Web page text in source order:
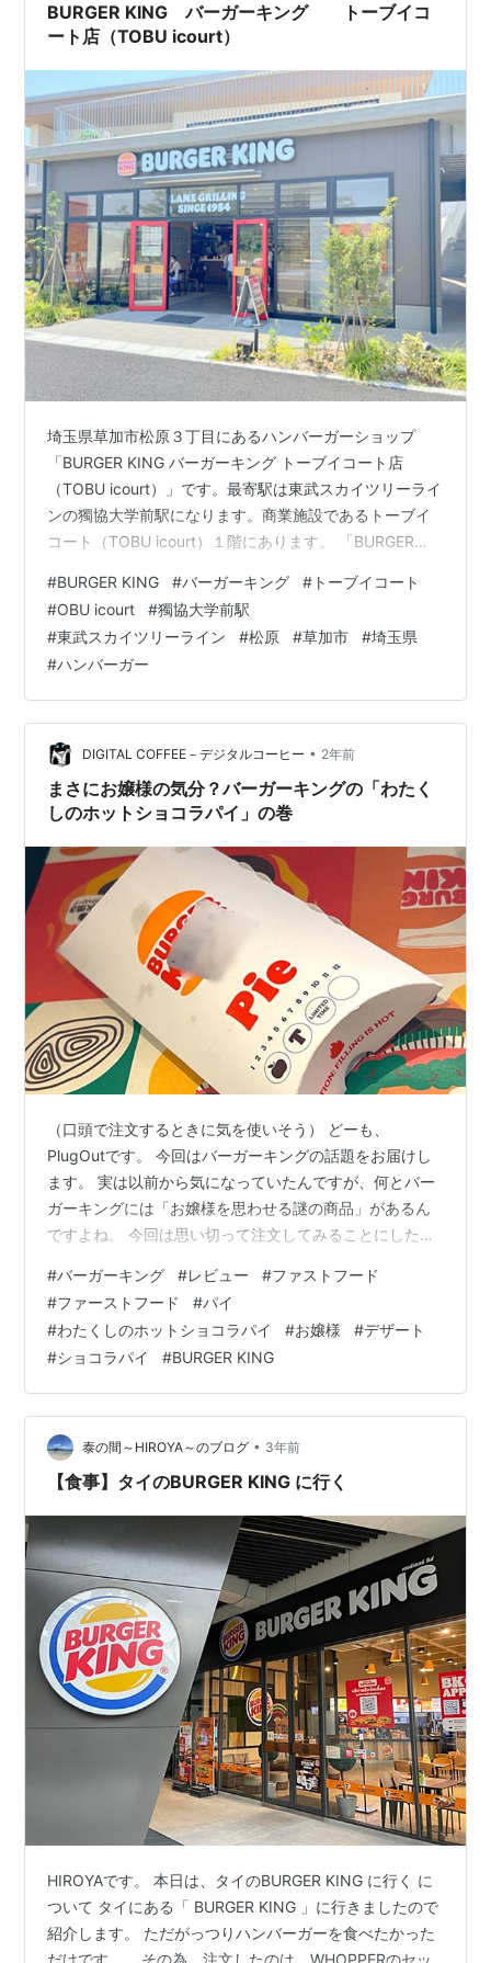
BURGER KING バーガーキング トーブイコ
ート店（TOBU icourt）
埼玉県草加市松原３丁目にあるハンバーガーショップ
「BURGER KING バーガーキング トーブイコート店
（TOBU icourt）」です。最寄駅は東武スカイツリーライ
ンの獨協大学前駅になります。商業施設であるトーブイ
コート（TOBU icourt）１階にあります。 「BURGER
icourt）」と同じトーブイコートには「Italian Kitchen
VANSAN バンサン」「大戸屋ごはん処」があり、近くに
は「OLIVE HILL イタリア食堂 オリーブの丘」がありま
す。 morigen1.hatenablog.com morigen1…
#BURGER KING #バーガーキング # トーブイコート
#OBU icourt #獨協大学前駅
#東武スカイツリーライン #松原 #草加市 #埼玉県
#ハンバーガー
DIGITAL COFFEE－デジタルコーヒー • 2年前
まさにお嬢様の気分？バーガーキングの「わたく
しのホットショコラパイ」の巻
（口頭で注文するときに気を使いそう） どーも、
PlugOutです。 今回はバーガーキングの話題をお届けし
ます。 実は以前から気になっていたんですが、何とバー
ガーキングには「お嬢様を思わせる謎の商品」があるん
ですよね。 今回は思い切って注文してみることにしたの
くしのホットショコラパイ」 www.burgerking.co.jp こ
ちらはデザートメニューにあるパイですね。 この独特の
名前のついた「わたくしの」デザートシリーズは人気だ
そうですよ！ ただ他にもこのシリーズの商品がメニュー
にあるのかと思いきや無いので、これも含めて基本的に
期間限定商品…
#バーガーキング #レビュー #ファストフード
#ファーストフード #パイ
#わたくしのホットショコラパイ #お嬢様 #デザート
#ショコラパイ #BURGER KING
泰の間～HIROYA～のブログ • 3年前
【食事】タイのBURGER KING に行く
HIROYAです。 本日は、タイのBURGER KING に行く に
ついて タイにある「 BURGER KING 」に行きましたので
紹介します。 ただがっつりハンバーガーを食べたかった
だけです…。 その為、注文したのは、WHOPPERのセッ